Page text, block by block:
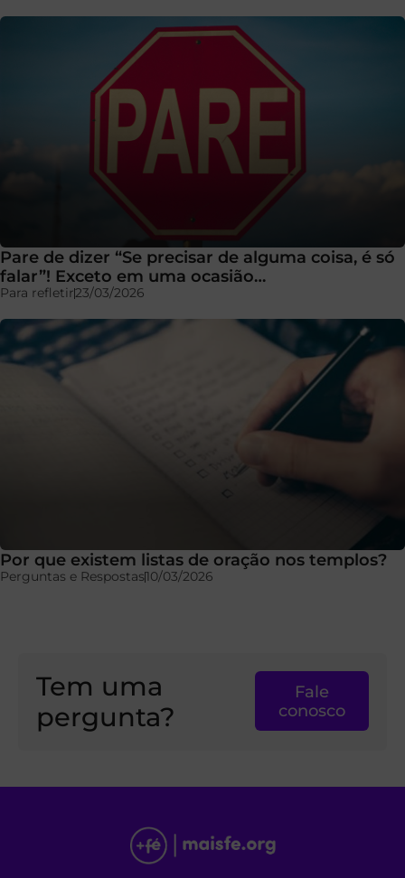
Pare de dizer “Se precisar de alguma coisa, é só
falar”! Exceto em uma ocasião…
Para refletir23/03/2026
Por que existem listas de oração nos templos?
Perguntas e Respostas10/03/2026
Tem uma
pergunta?
Fale
conosco